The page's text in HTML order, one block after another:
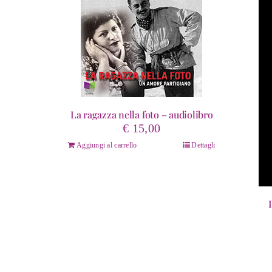
La ragazza nella foto – audiolibro
€ 15,00
Aggiungi al carrello Dettagli